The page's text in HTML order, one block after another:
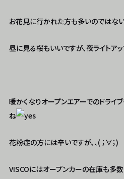
お花見に行かれた方も多いのではな
昼に見る桜もいいですが、夜ライト
暖かくなりオープンエアーでのドライ
ね
花粉症の方には辛いですが、、( ；∀；)
VISCOにはオープンカーの在庫も多